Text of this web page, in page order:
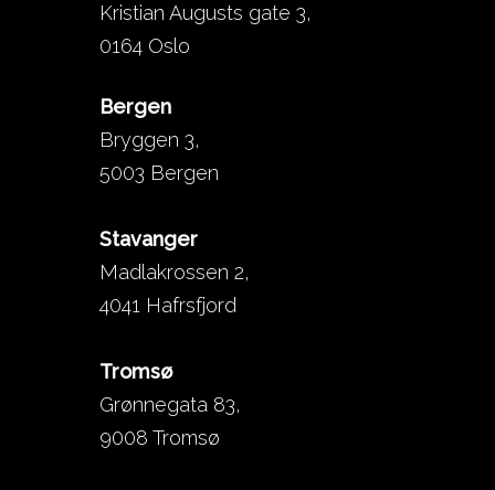
Kristian Augusts gate 3,
0164 Oslo
Bergen
Bryggen 3,
5003 Bergen
Stavanger
Madlakrossen 2,
4041 Hafrsfjord
Tromsø
Grønnegata 83,
9008 Tromsø